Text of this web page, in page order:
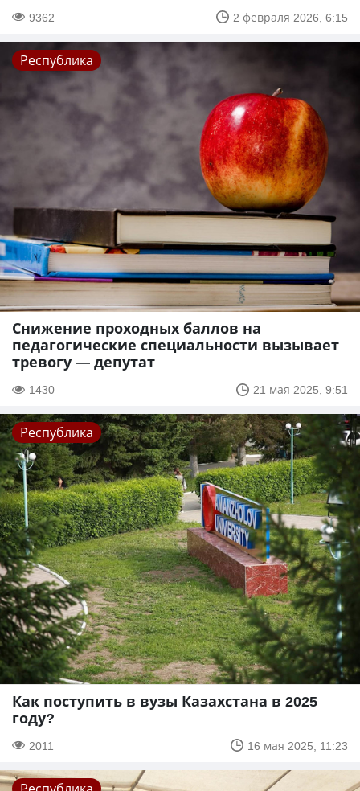
9362 2 февраля 2026, 6:15
Республика
Снижение проходных баллов на
педагогические специальности вызывает
тревогу — депутат
1430 21 мая 2025, 9:51
Республика
Как поступить в вузы Казахстана в 2025
году?
2011 16 мая 2025, 11:23